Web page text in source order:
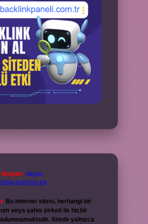
İletişim: Skype:
Bu internet sitesi, herhangi bir
veya şahıs şirketi ile hiçbir
Sitede yalnızca